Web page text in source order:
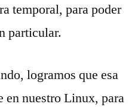
temporal, para poder
particular.
logramos que esa
en nuestro Linux, para